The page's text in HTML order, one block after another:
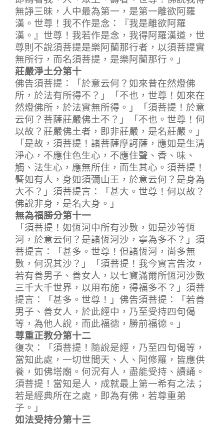
無諍三昧，人中最為第一，是第一離欲阿羅
漢。世尊！我不作是念：『我是離欲阿羅
漢。』世尊！我若作是念，我得阿羅漢道，世
尊則不說須菩提是樂阿蘭那行者，以須菩提實
無所行，而名須菩提，是樂阿蘭那行。」
莊嚴淨土分第十
佛告須菩提：「於意云何？如來昔在然燈佛
所，於法有所得不？」「不也，世尊！如來在
然燈佛所，於法實無所得。」「須菩提！於意
云何？菩薩莊嚴佛土不？」「不也。世尊！何
以故？莊嚴佛土者，即非莊嚴，是名莊嚴。」
「是故，須菩提！諸菩薩摩訶薩，應如是生清
淨心，不應住色生心，不應住聲、香、味、
觸、法生心，應無所住，而生其心。須菩提！
譬如有人，身如須彌山王，於意云何？是身為
大不？」須菩提言：「甚大。世尊！何以故？
佛說非身，是名大身。」
無為福勝分第十一
「須菩提！如恆河中所有沙數，如是沙等恆
河，於意云何？是諸恆河沙，寧為多不？」須
菩提言：「甚多。世尊！但諸恆河，尚多無
數，何況其沙？」「須菩提！我今實言告汝，
若有善男子、善女人，以七寶滿爾所恆河沙數
三千大千世界，以用布施，得福多不？」須菩
提言：「甚多。世尊！」佛告須菩提：「若善
男子、善女人，於此經中，乃至受持四句偈
等，為他人說，而此福德，勝前福德。」
尊重正教分第十二
復次：「須菩提！隨說是經，乃至四句偈等，
當知此處，一切世間天、人、阿修羅，皆應供
養，如佛塔廟。何況有人，盡能受持、讀誦。
須菩提！當知是人，成就最上第一希有之法；
若是經典所在之處，即為有佛，若尊重弟
子。」
如法受持分第十三